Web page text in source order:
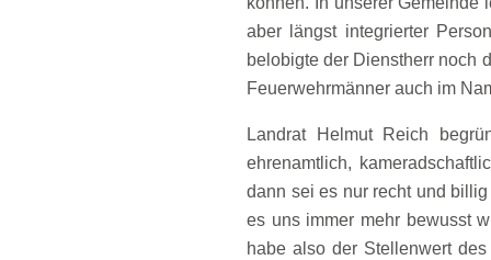
aber längst integrierter
belobigte der Dienstherr noch
Feuerwehrmänner auch im
Landrat Helmut Reich
ehrenamtlich,
dann sei es nur recht und
es uns immer mehr bewusst
habe also der Stellenwert